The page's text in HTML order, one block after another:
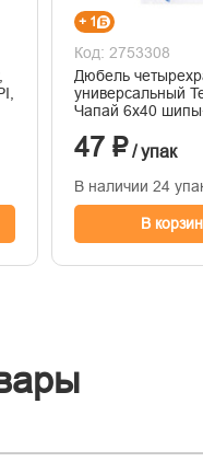
+ 1
Код: 2753308
Дюбель
универсальный
Чапай 6х40
47 ₽ / упак
В наличии 24
В